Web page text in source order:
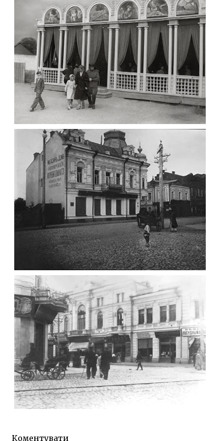
Фото Житомира період
до 1917 року
Leave a comment
ПАВІЛЬЙОН МОРОЗИВА ЖИТОМИР 1947
Фото Житомир (1945-
1960)
Leave a comment
ФОТО ЖИТОМИРА 1905 ВУЛ.
МИХАЙЛІВСЬКА-СКОРУЛЬСЬКОГО
Фото Житомира період
до 1917 року
Leave a comment
ЖИТОМИР МИХАЙЛІВСЬКА 1903 РОКУ
Коментувати